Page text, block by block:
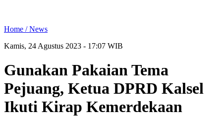
Home /News
Kamis, 24 Agustus 2023 - 17:07 WIB
Gunakan Pakaian Tema
Pejuang, Ketua DPRD Kalsel
Ikuti Kirap Kemerdekaan